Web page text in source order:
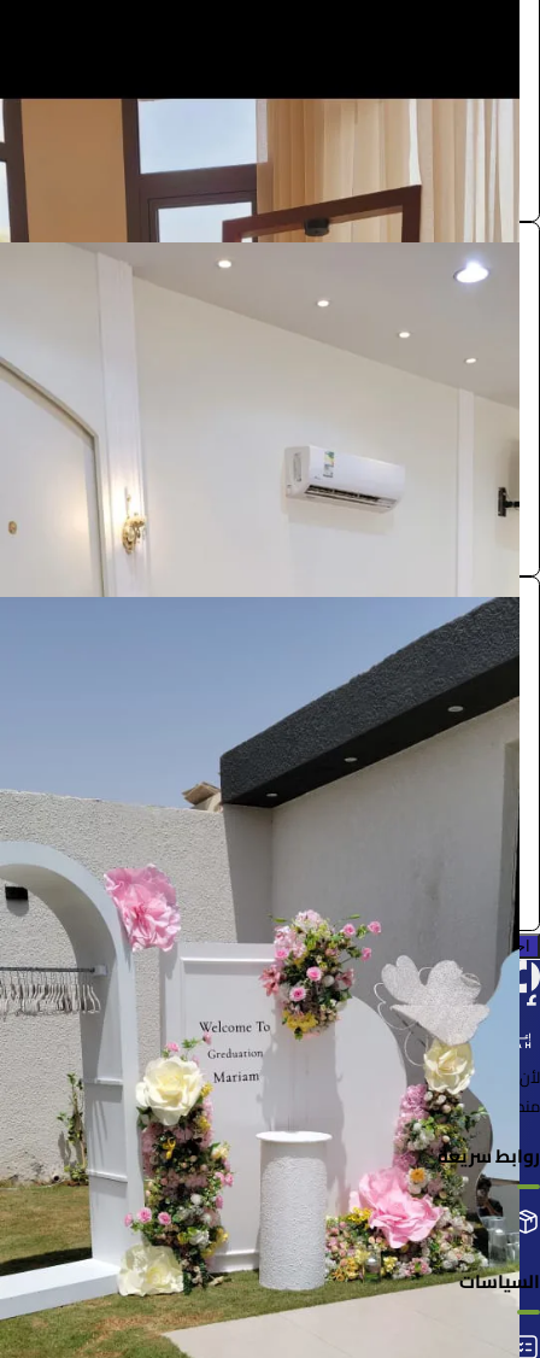
تنسيقات مناسبات
ركن ترحيبي
الفعاليات والحفلات
0.0 (0)
مدخل مناسبات
الفعاليات والحفلات
2200
/ اليوم
احجز الآن
لأن الأشياء خُلقت لتُستخدم
منصة لإعارة واستعارة المنتجات بسهولة وأمان
روابط سريعة
التصنيفات إضافة منتجك طلباتي
السياسات